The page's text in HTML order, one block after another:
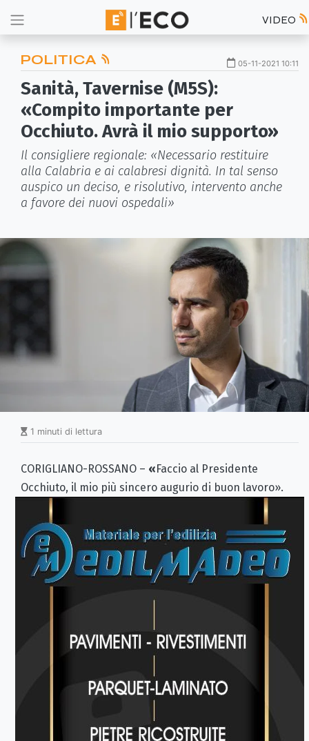
VIDEO
POLITICA 05-11-2021 10:11
Sanità, Tavernise (M5S):
«Compito importante per
Occhiuto. Avrà il mio supporto»
Il consigliere regionale: «Necessario restituire
alla Calabria e ai calabresi dignità. In tal senso
auspico un deciso, e risolutivo, intervento anche
a favore dei nuovi ospedali»
1 minuti di lettura
CORIGLIANO-ROSSANO – «Faccio al Presidente
Occhiuto, il mio più sincero augurio di buon lavoro».